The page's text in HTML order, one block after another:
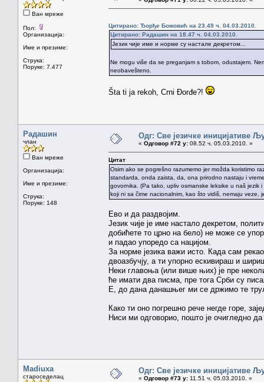
Ван мреже
Пол:
Организација:
Име и презиме:
Струка:
Поруке: 7.477
Цитирано: Ђорђе Божовић на 23.49 ч. 04.03.2010.
Цитирано: Радашин на 18.47 ч. 04.03.2010.
Језик чије име и норме су настале декретом...
Ne mogu više da se preganjam s tobom, odustajem.
neobavešteno.
Šta ti ja rekoh, Crni Đorđe?!
Радашин
члан
Ван мреже
Организација:
Име и презиме:
Струка:
Поруке: 148
Одг: Све језичке иницијативе
« Одговор #72 у: 08.52 ч. 05.03.2010. »
Цитат
Osim ako se pogrešno razumemo jer možda koristimo
standarda, onda zaista, da, ona prirodno nastaju i
govornika. (Pa tako, upliv osmanske leksike u naš jezik
koji ni sa čime nacionalnim, kao što vidiš, nemaju veze,
Ево и да раздвојим.
Језик чије је име настало декретом,
добићете то црно на бело) не може се
и падао упоредо са нацијом.
За норме језика важи исто. Када сам
двоазбучју, а ти упорно ескивираш и
Неки главоња (или више њих) је пре
ће имати два писма, пре тога Срби су
Е, до дана данашњег ми се држимо те
Како ти оно погрешно рече негде горе,
Ниси ми одговорио, пошто је очигледно
Madiuxa
староседелац
Одг: Све језичке иницијативе
« Одговор #73 у: 11.51 ч. 05.03.2010. »